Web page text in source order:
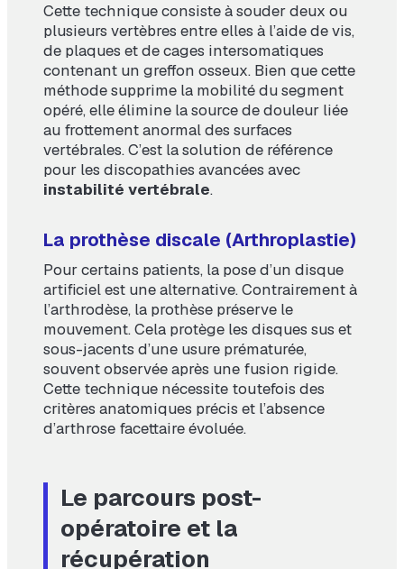
Cette technique consiste à souder deux ou
plusieurs vertèbres entre elles à l’aide de vis,
de plaques et de cages intersomatiques
contenant un greffon osseux. Bien que cette
méthode supprime la mobilité du segment
opéré, elle élimine la source de douleur liée
au frottement anormal des surfaces
vertébrales. C’est la solution de référence
pour les discopathies avancées avec
instabilité vertébrale.
La prothèse discale (Arthroplastie)
Pour certains patients, la pose d’un disque
artificiel est une alternative. Contrairement à
l’arthrodèse, la prothèse préserve le
mouvement. Cela protège les disques sus et
sous-jacents d’une usure prématurée,
souvent observée après une fusion rigide.
Cette technique nécessite toutefois des
critères anatomiques précis et l’absence
d’arthrose facettaire évoluée.
Le parcours post-
opératoire et la
récupération